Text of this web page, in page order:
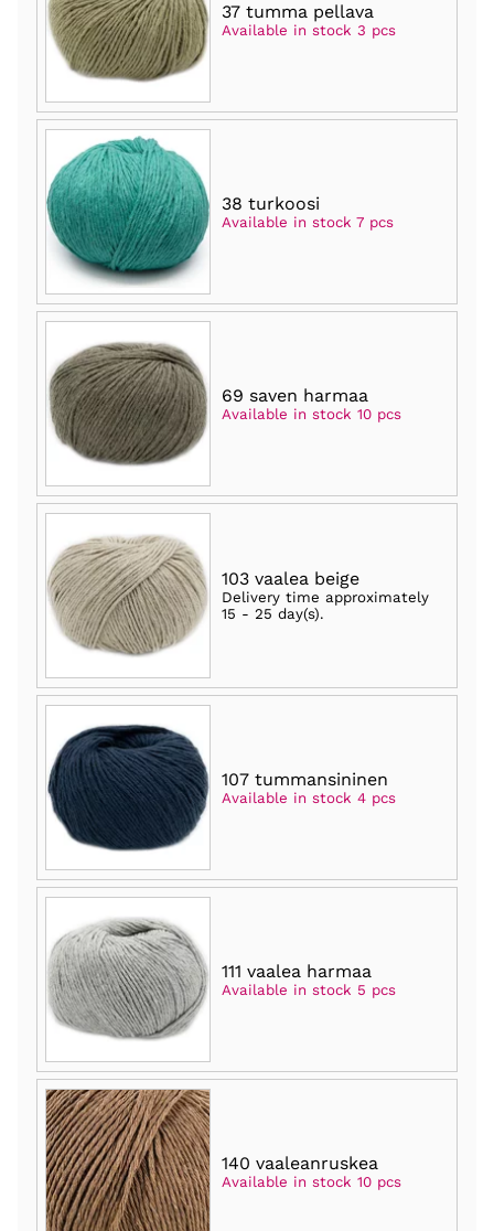
37 tumma pellava
Available in stock 3 pcs
38 turkoosi
Available in stock 7 pcs
69 saven harmaa
Available in stock 10 pcs
103 vaalea beige
Delivery time approximately
15 - 25 day(s).
107 tummansininen
Available in stock 4 pcs
111 vaalea harmaa
Available in stock 5 pcs
140 vaaleanruskea
Available in stock 10 pcs